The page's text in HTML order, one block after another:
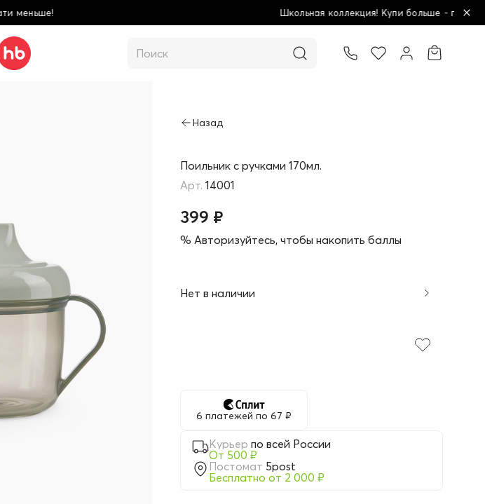
Школьная коллекция! Купи больше - плати меньше!
Поильник с ручками 170мл.
14001
399 ₽
% Авторизуйтесь, чтобы накопить баллы
Нет в наличии
6 платежей по 67 ₽
Курьер по всей России
От 500 ₽
Постомат 5post
Бесплатно от 2 000 ₽
Товар добавлен в корзину